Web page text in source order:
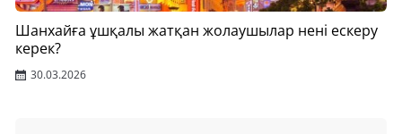
Шанхайға ұшқалы жатқан жолаушылар нені ескеру
керек?
30.03.2026